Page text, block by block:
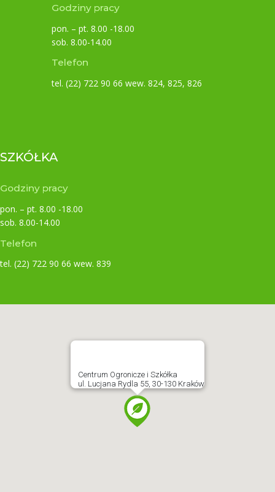
Godziny pracy
pon. – pt. 8.00 -18.00
sob. 8.00-14.00
Telefon
tel. (22) 722 90 66 wew. 824, 825, 826
SZKÓŁKA
Godziny pracy
pon. – pt. 8.00 -18.00
sob. 8.00-14.00
Telefon
tel. (22) 722 90 66 wew. 839
Centrum Ogronicze i Szkółka
ul. Lucjana Rydla 55, 30-130 Kraków